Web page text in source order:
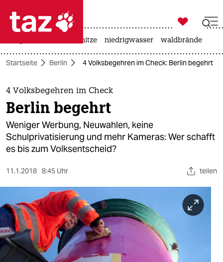
 taz zahl ich
taz zahl ich
themen
politik
öko
sport
berlin
nord

taz zahl ich
hitze niedrigwasser waldbrände
Startseite Berlin 4 Volksbegehren im Check: Berlin begehrt
4 Volksbegehren im Check
Berlin begehrt
Weniger Werbung, Neuwahlen, keine
Schulprivatisierung und mehr Kameras: Wer schafft
es bis zum Volksentscheid?
11.1.2018 8:45 Uhr teilen